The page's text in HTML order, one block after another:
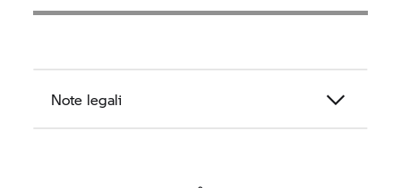
Note legali